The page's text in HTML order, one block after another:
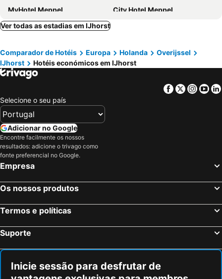
MyHotel Meppel
City Hotel Meppel
De Susel
Ver todas as estadias em IJhorst
Comparador de Hotéis Europa Holanda
Overijssel
IJhorst
Hotéis económicos em IJhorst
Facebook
Twitter
Selecione o seu país
Adicionar no Google
Encontre facilmente os nossos
resultados: adicione o trivago como
fonte preferencial no Google.
Empresa
Os nossos produtos
Termos e políticas
Suporte
Inicie sessão para desfrutar de